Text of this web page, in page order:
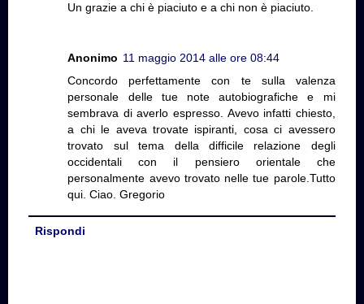
Un grazie a chi è piaciuto e a chi non è piaciuto.
Anonimo 11 maggio 2014 alle ore 08:44
Concordo perfettamente con te sulla valenza
personale delle tue note autobiografiche e mi
sembrava di averlo espresso. Avevo infatti chiesto,
a chi le aveva trovate ispiranti, cosa ci avessero
trovato sul tema della difficile relazione degli
occidentali con il pensiero orientale che
personalmente avevo trovato nelle tue parole.Tutto
qui. Ciao. Gregorio
Rispondi